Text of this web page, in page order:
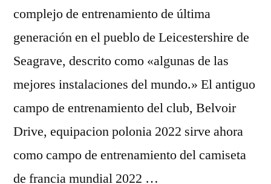
complejo de entrenamiento de última
generación en el pueblo de Leicestershire de
Seagrave, descrito como «algunas de las
mejores instalaciones del mundo.» El antiguo
campo de entrenamiento del club, Belvoir
Drive, equipacion polonia 2022 sirve ahora
como campo de entrenamiento del camiseta
de francia mundial 2022 …